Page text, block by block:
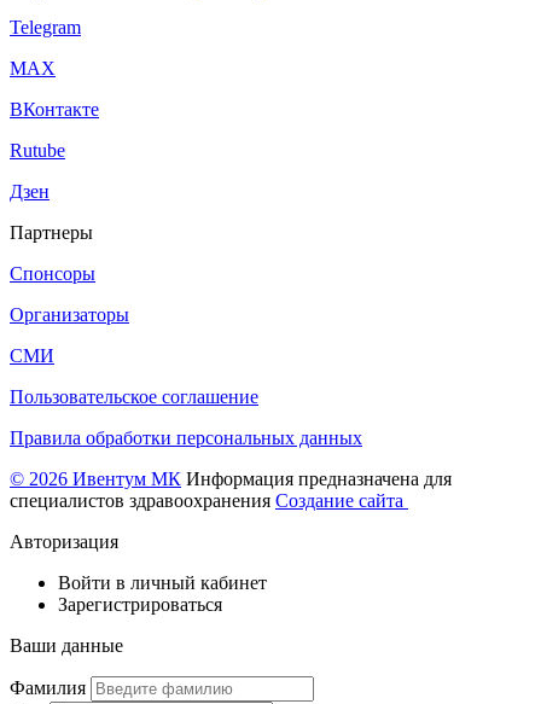
Telegram
МАХ
ВКонтакте
Rutube
Дзен
Партнеры
Спонсоры
Организаторы
СМИ
Пользовательское соглашение
Правила обработки персональных данных
© 2026 Ивентум МК Информация предназначена для
специалистов здравоохранения Создание сайта
Авторизация
Войти в личный кабинет
Зарегистрироваться
Ваши данные
Фамилия